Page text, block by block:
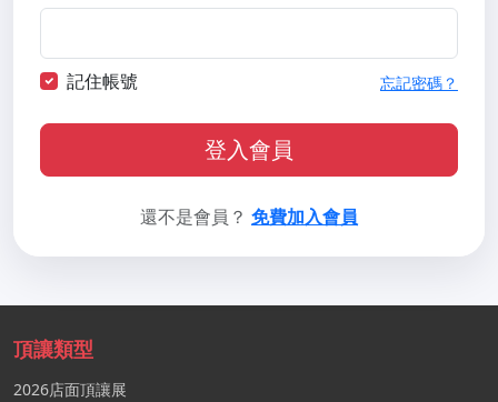
記住帳號 忘記密碼？
登入會員
還不是會員？ 免費加入會員
頂讓類型
2026店面頂讓展